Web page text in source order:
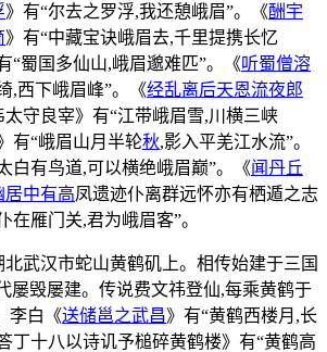
》有“尔去之罗浮,我还憩峨眉”。《酬宇
》有“中藏宝诀峨眉去,千里提携长忆
“蜀国多仙山,峨眉邈难匹”。《听蜀僧溶
,西下峨眉峰”。《经乱离后天恩流夜郎
太守良宰》有“江带峨眉雪,川横三峡
有“峨眉山月半轮秋,影入平羌江水流”。
白有鸟道,可以横绝峨眉巅”。《闻丹丘
居中有高凤遗迹仆离群远怀亦有栖遁之志
在雁门关,君为峨眉客”。
武汉市蛇山黄鹤矶上。相传始建于三国
屡毁屡建。传说费文祎登仙,每乘黄鹤于
李白《送储邕之武昌》有“黄鹤西楼月,长
丁十八以诗讥予槌碎黄鹤楼》有“黄鹤高